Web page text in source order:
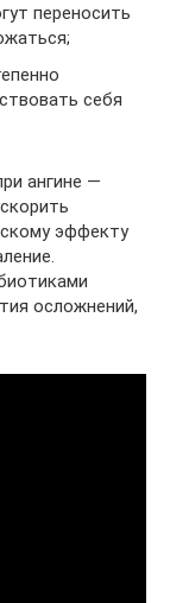
переносить
себя
ангине —
эффекту
осложнений,